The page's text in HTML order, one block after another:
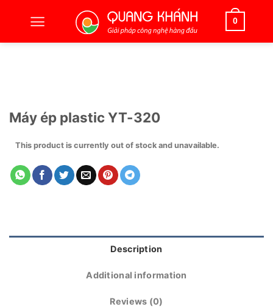
0
Máy ép plastic YT-320
This product is currently out of stock and unavailable.
Description
Additional information
Reviews (0)